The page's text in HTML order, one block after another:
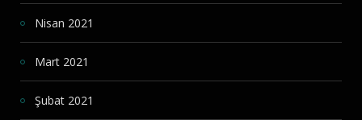
Nisan 2021
Mart 2021
Şubat 2021